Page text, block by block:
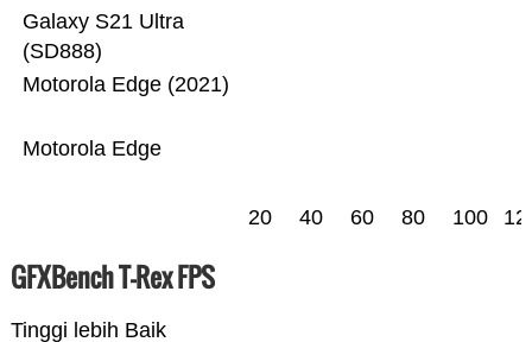
Motorola Edge
Motorola Edge (2021)
Galaxy S21 Ultra
(SD888)
20 40 60 80 100
GFXBench T-Rex FPS
Tinggi lebih Baik